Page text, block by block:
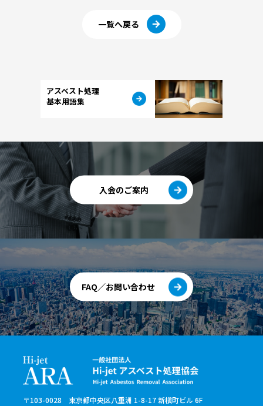
一覧へ戻る
アスベスト処理
基本用語集
入会のご案内
FAQ／お問い合わせ
〒103-0028 東京都中央区八重洲 1-8-17 新槇町ビル 6F